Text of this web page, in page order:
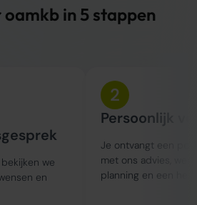
in 5 stappen
we
en
2
Persoonlijk
Je ontvangt een
met ons advies,
planning en een